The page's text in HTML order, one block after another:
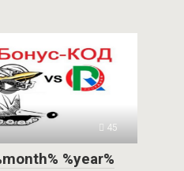
45
%year%